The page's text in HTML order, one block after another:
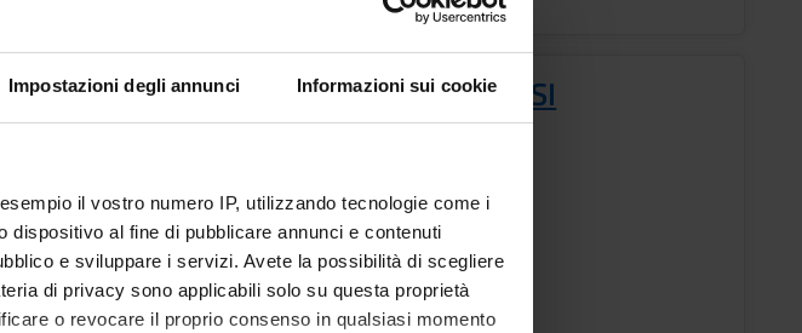
Impostazioni degli annunci Informazioni sui cookie
il vostro numero IP, utilizzando tecnologie come i
al fine di pubblicare annunci e contenuti
e sviluppare i servizi. Avete la possibilità di scegliere
di privacy sono applicabili solo su questa proprietà
o revocare il proprio consenso in qualsiasi momento
SOCIOLOGIA DEI PROCESSI
ORGANIZZATIVI
1
Period
1 SEMESTRE PROFESSIONI SANITARIE
Academic staff